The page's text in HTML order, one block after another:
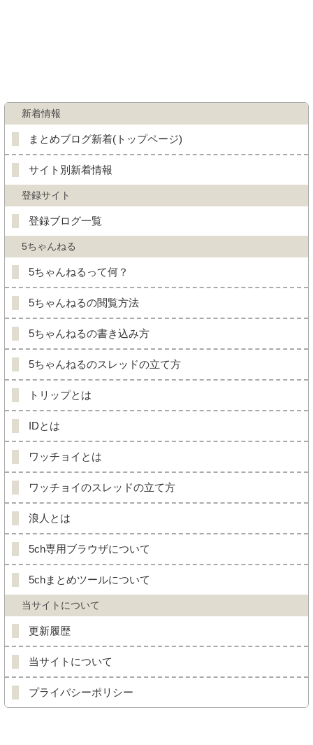
新着情報
まとめブログ新着(トップページ)
サイト別新着情報
登録サイト
登録ブログ一覧
5ちゃんねる
5ちゃんねるって何？
5ちゃんねるの閲覧方法
5ちゃんねるの書き込み方
5ちゃんねるのスレッドの立て方
トリップとは
IDとは
ワッチョイとは
ワッチョイのスレッドの立て方
浪人とは
5ch専用ブラウザについて
5chまとめツールについて
当サイトについて
更新履歴
当サイトについて
プライバシーポリシー